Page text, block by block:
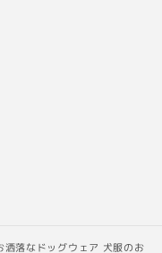
洒落なドッグウェア 犬服のお